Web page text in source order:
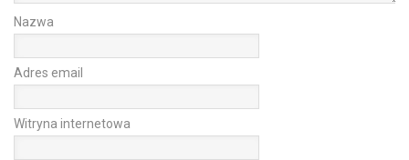
Nazwa
Adres email
Witryna internetowa